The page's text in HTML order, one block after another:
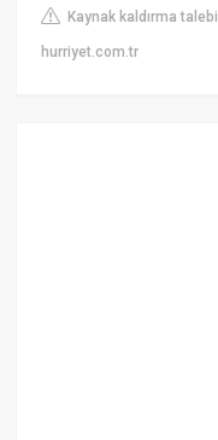
Kaynak kaldırma talebi
hurriyet.com.tr